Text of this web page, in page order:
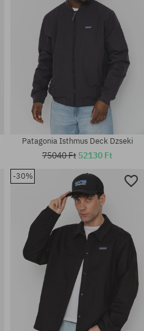
Elérhető méretek:
M; L; XXL
Patagonia Isthmus Deck Dzseki
75040 Ft 52130 Ft
-30%